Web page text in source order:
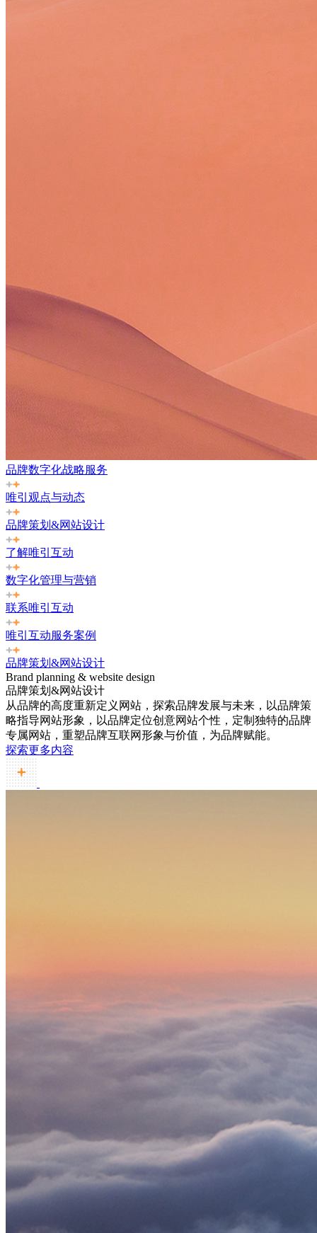
品牌数字化战略服务
唯引观点与动态
品牌策划&网站设计
了解唯引互动
数字化管理与营销
联系唯引互动
唯引互动服务案例
品牌策划&网站设计
Brand planning & website design
品牌策划&网站设计
从品牌的高度重新定义网站，探索品牌发展与未来，以品牌策
略指导网站形象，以品牌定位创意网站个性，定制独特的品牌
专属网站，重塑品牌互联网形象与价值，为品牌赋能。
探索更多内容